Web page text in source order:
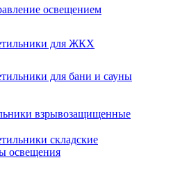
освещением
для ЖКХ
для бани и сауны
взрывозащищенные
складские
освещения